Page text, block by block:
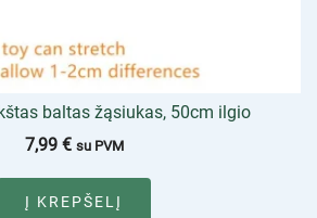
baltas žąsiukas, 50cm ilgio
7,99 € su PVM
Į KREPŠELĮ